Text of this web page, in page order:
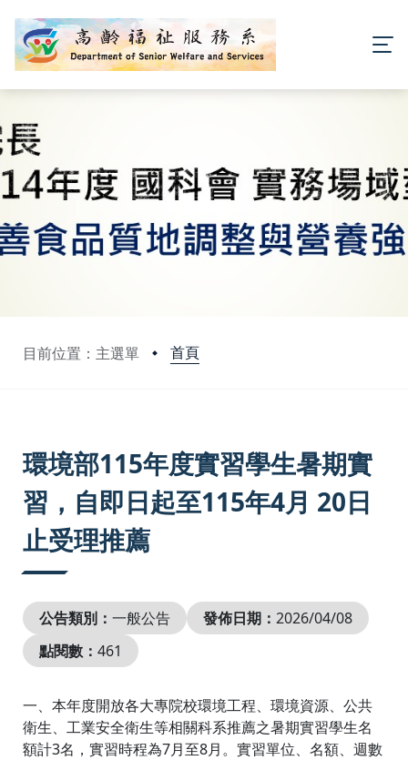
目前位置：主選單 首頁
環境部115年度實習學生暑期實
習，自即日起至115年4月 20日
止受理推薦
公告類別： 一般公告 發佈日期： 2026/04/08
點閱數： 461
一、本年度開放各大專院校環境工程、環境資源、公共
衛生、工業安全衛生等相關科系推薦之暑期實習學生名
額計3名，實習時程為7月至8月。實習單位、名額、週數